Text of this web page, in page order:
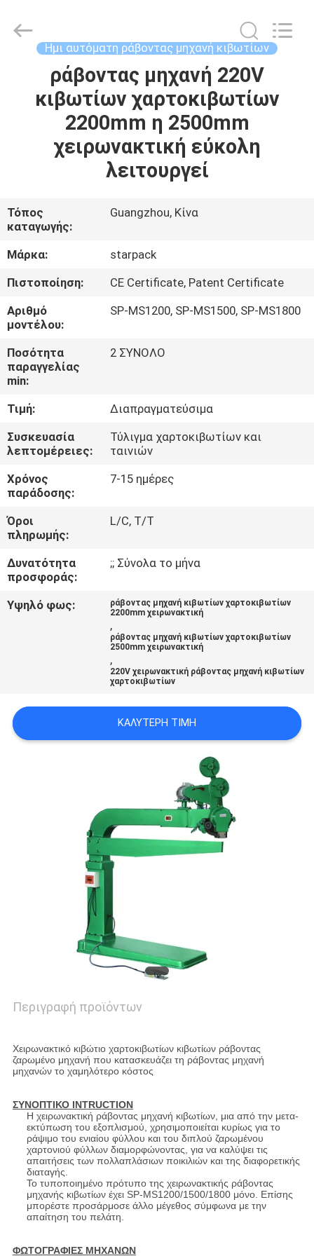
ΠΡΟΪΌΝΤΑ
ΒΊΝΤΕΟ
ΠΕΡΊΠΟΥ
ΕΜΕΊΣ
ΓΎΡΟΣ
ΕΡΓΟΣΤΑΣΊΩΝ
ΠΟΙΟΤΙΚΌΣ
ΈΛΕΓΧΟΣ
ΜΑΣ
ΕΛΆΤΕ
ΣΕ
ΕΠΑΦΉ
ΜΕ
ΖΗΤΉΣΤΕ
ΈΝΑ
ΑΠΌΣΠΑΣΜΑ
PRIVACY
Ημι αυτόματη ράβοντας μηχανή κιβωτίων
ράβοντας μηχανή 220V
κιβωτίων χαρτοκιβωτίων
2200mm η 2500mm
χειρωνακτική εύκολη
λειτουργεί
Τόπος
καταγωγής:
Guangzhou, Κίνα
Μάρκα:
starpack
Πιστοποίηση:
CE Certificate, Patent Certificate
Αριθμό
μοντέλου:
SP-MS1200, SP-MS1500, SP-MS1800
Ποσότητα
παραγγελίας
min:
2 ΣΥΝΟΛΟ
Τιμή:
Διαπραγματεύσιμα
Συσκευασία
λεπτομέρειες:
Τύλιγμα χαρτοκιβωτίων και
ταινιών
Χρόνος
παράδοσης:
7-15 ημέρες
Όροι
πληρωμής:
L/C, T/T
Δυνατότητα
προσφοράς:
;; Σύνολα το μήνα
Υψηλό φως:
ράβοντας μηχανή κιβωτίων χαρτοκιβωτίων
2200mm χειρωνακτική
,
ράβοντας μηχανή κιβωτίων χαρτοκιβωτίων
2500mm χειρωνακτική
,
220V χειρωνακτική ράβοντας μηχανή κιβωτίων
χαρτοκιβωτίων
ΚΑΛΎΤΕΡΗ ΤΙΜΉ
Περιγραφή προϊόντων
Χειρωνακτικό κιβώτιο χαρτοκιβωτίων κιβωτίων ράβοντας
ζαρωμένο μηχανή που κατασκευάζει τη ράβοντας μηχανή
μηχανών το χαμηλότερο κόστος
ΣΥΝΟΠΤΙΚΟ INTRUCTION
Η χειρωνακτική ράβοντας μηχανή κιβωτίων, μια από την μετα-
εκτύπωση του εξοπλισμού, χρησιμοποιείται κυρίως για το
ράψιμο του ενιαίου φύλλου και του διπλού ζαρωμένου
χαρτονιού φύλλων διαμορφώνοντας, για να καλύψει τις
απαιτήσεις των πολλαπλάσιων ποικιλιών και της διαφορετικής
διαταγής.
Το τυποποιημένο πρότυπο της χειρωνακτικής ράβοντας
μηχανής κιβωτίων έχει SP-MS1200/1500/1800 μόνο. Επίσης
μπορέστε προσάρμοσε άλλο μέγεθος σύμφωνα με την
απαίτηση του πελάτη.
ΦΩΤΟΓΡΑΦΙΕΣ ΜΗΧΑΝΩΝ